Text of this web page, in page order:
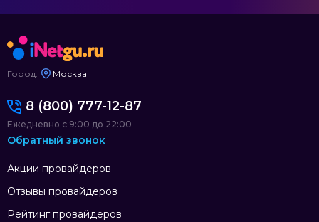
Город: Москва
Акции провайдеров
Отзывы провайдеров
Рейтинг провайдеров
8 (800) 777-12-87
Ежедневно с 9:00 до 22:00
Обратный звонок